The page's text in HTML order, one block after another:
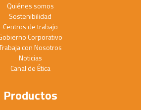
Quiénes somos
Sostenibilidad
Centros de trabajo
Corporativo
con Nosotros
Noticias
Canal de Ética
Productos